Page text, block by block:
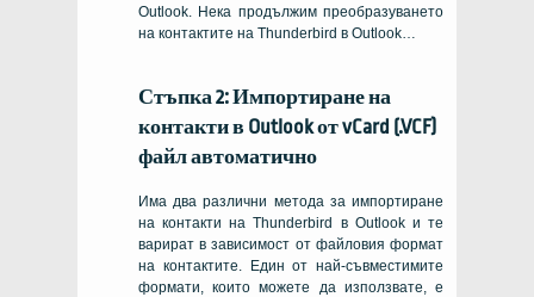
Outlook. Нека продължим преобразуването
на контактите на Thunderbird в Outlook…
Стъпка 2: Импортиране на
контакти в Outlook от vCard (.VCF)
файл автоматично
Има два различни метода за импортиране
на контакти на Thunderbird в Outlook и те
варират в зависимост от файловия формат
на контактите. Един от най-съвместимите
формати, които можете да използвате, е